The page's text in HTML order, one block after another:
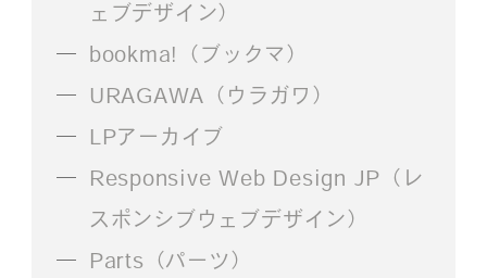
ェブデザイン）
bookma!（ブックマ）
URAGAWA（ウラガワ）
LPアーカイブ
Responsive Web Design JP（レ
スポンシブウェブデザイン）
Parts（パーツ）